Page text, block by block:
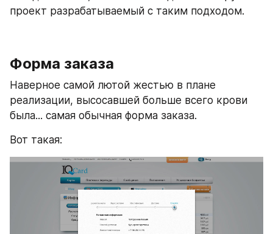
проект разрабатываемый с таким подходом.
Форма заказа
Наверное самой лютой жестью в плане
реализации, высосавшей больше всего крови
была... самая обычная форма заказа.
Вот такая: